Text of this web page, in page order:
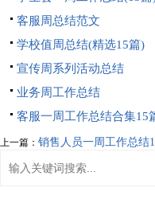
客服周总结范文
学校值周总结(精选15篇)
宣传周系列活动总结
业务周工作总结
客服一周工作总结合集15
上一篇： 销售人员一周工作总结